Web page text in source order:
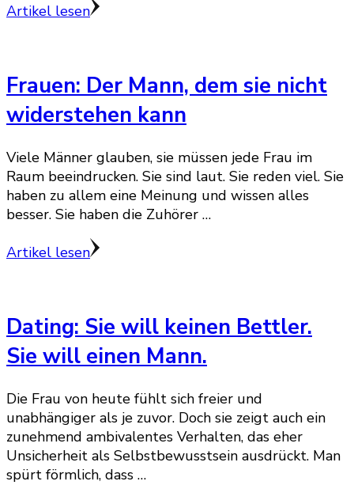
Artikel lesen
Frauen: Der Mann, dem sie nicht
widerstehen kann
Viele Männer glauben, sie müssen jede Frau im
Raum beeindrucken. Sie sind laut. Sie reden viel. Sie
haben zu allem eine Meinung und wissen alles
besser. Sie haben die Zuhörer …
Artikel lesen
Dating: Sie will keinen Bettler.
Sie will einen Mann.
Die Frau von heute fühlt sich freier und
unabhängiger als je zuvor. Doch sie zeigt auch ein
zunehmend ambivalentes Verhalten, das eher
Unsicherheit als Selbstbewusstsein ausdrückt. Man
spürt förmlich, dass …